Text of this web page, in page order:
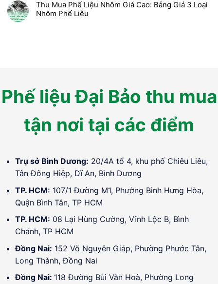
Thu Mua Phế Liệu Nhôm Giá Cao: Bảng Giá 3 Loại
Nhôm Phế Liệu
Phế liệu Đại Bảo thu mua
tận nơi tại các điểm
Trụ sở Bình Dương: 20/4A tổ 4, khu phố Chiêu Liêu,
Tân Đông Hiệp, Dĩ An, Bình Dương
TP. HCM: 107/1 Đường M1, Phường Bình Hưng Hòa,
Quận Bình Tân, TP HCM
TP. HCM: 08 Lại Hùng Cường, Vĩnh Lộc B, Bình
Chánh, TP HCM
Đồng Nai: 152 Võ Nguyên Giáp, Phường Phước Tân,
Long Thành, Đồng Nai
Đồng Nai: 118 Đường Bùi Văn Hoà, Phường Long